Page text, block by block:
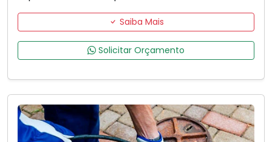
Saiba Mais
Solicitar Orçamento